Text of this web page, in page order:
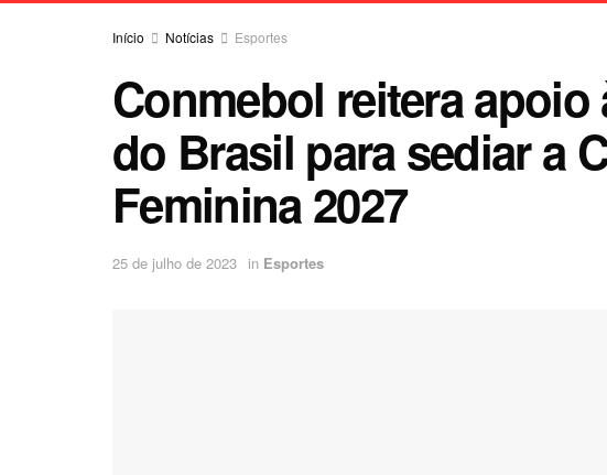
Início Notícias Esportes
Conmebol reitera
do Brasil para sediar a
Feminina 2027
25 de julho de 2023 in Esportes